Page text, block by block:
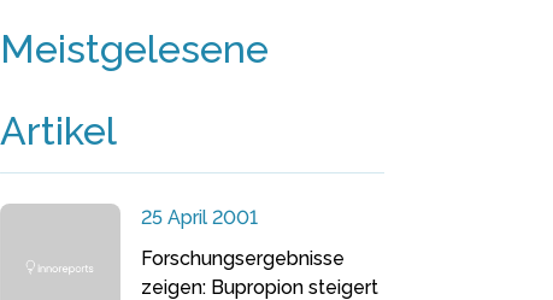
Meistgelesene
Artikel
25 April 2001
Forschungsergebnisse
zeigen: Bupropion steigert